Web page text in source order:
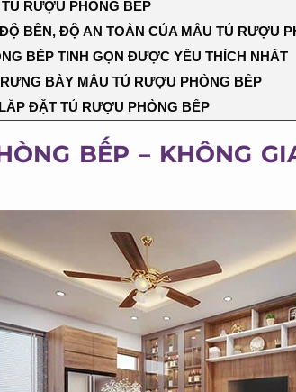
RƯỢU PHÒNG BẾP
BỀN, ĐỘ AN TOÀN CỦA MẪU TỦ RƯỢU
BẾP TINH GỌN ĐƯỢC YÊU THÍCH NHẤT
BÀY MẪU TỦ RƯỢU PHÒNG BẾP
ĐẶT TỦ RƯỢU PHÒNG BẾP
BẾP – KHÔNG